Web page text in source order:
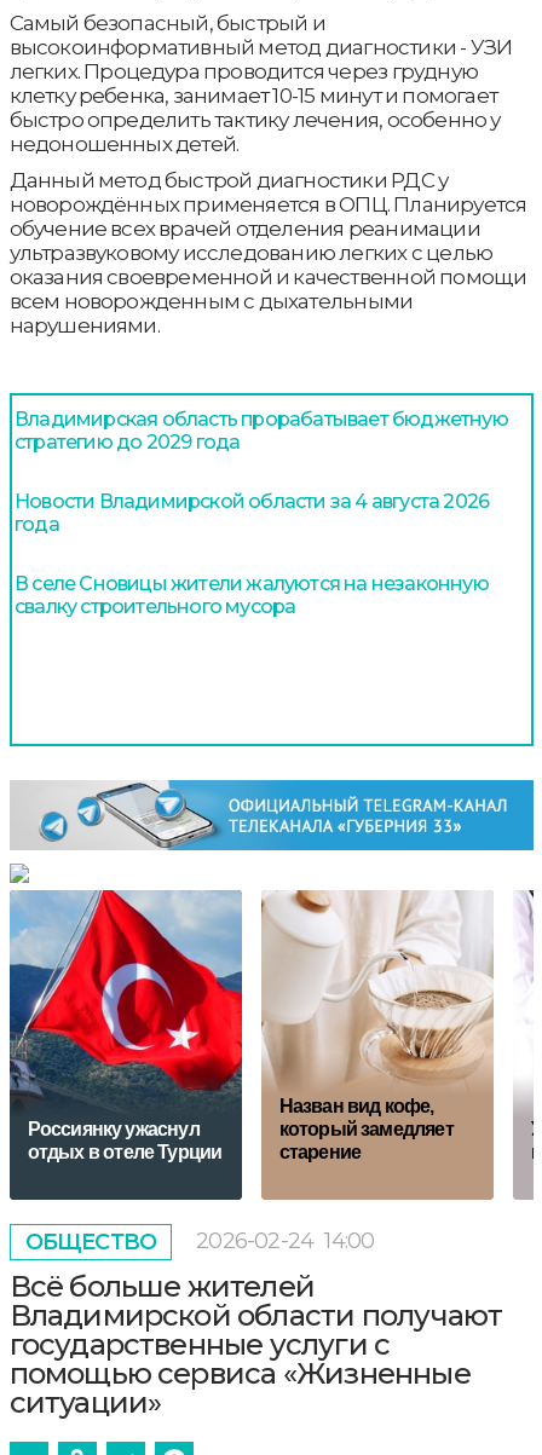
Самый безопасный, быстрый и
высокоинформативный метод диагностики - УЗИ
легких. Процедура проводится через грудную
клетку ребенка, занимает 10-15 минут и помогает
быстро определить тактику лечения, особенно у
недоношенных детей.
Данный метод быстрой диагностики РДС у
новорождённых применяется в ОПЦ. Планируется
обучение всех врачей отделения реанимации
ультразвуковому исследованию легких с целью
оказания своевременной и качественной помощи
всем новорожденным с дыхательными
нарушениями.
Владимирская область прорабатывает бюджетную
стратегию до 2029 года
Новости Владимирской области за 4 августа 2026
года
В селе Сновицы жители жалуются на незаконную
свалку строительного мусора
Россиянку ужаснул
отдых в отеле Турции
Назван вид кофе,
который замедляет
старение
ОБЩЕСТВО 2026-02-24 14:00
Всё больше жителей
Владимирской области получают
государственные услуги с
помощью сервиса «Жизненные
ситуации»